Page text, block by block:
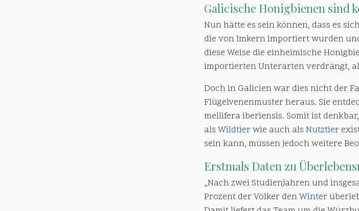
Galicische Honigbienen sind
Nun hätte es sein können, dass es
die von Imkern importiert wurden
diese Weise die einheimische
importierten Unterarten verdrängt,
Doch in Galicien war dies nicht der
Flügelvenenmuster heraus. Sie
mellifera iberiensis. Somit ist
als Wildtier wie auch als Nutztier
sein kann, müssen jedoch weitere
Erstmals Daten zu
„Nach zwei Studienjahren und
Prozent der Völker denWinter